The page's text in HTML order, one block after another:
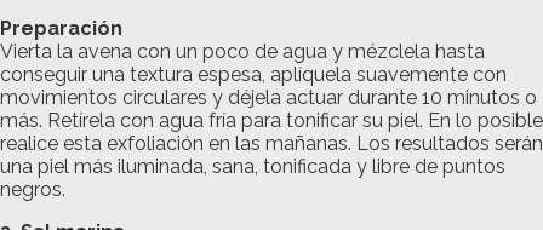
Preparación
Vierta la avena con un poco de agua y mézclela hasta
conseguir una textura espesa, aplíquela suavemente con
movimientos circulares y déjela actuar durante 10 minutos o
más. Retírela con agua fría para tonificar su piel. En lo posible
realice esta exfoliación en las mañanas. Los resultados serán
una piel más iluminada, sana, tonificada y libre de puntos
negros.